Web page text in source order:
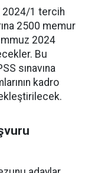
2024/1 tercih
2500 memur
2024
Bu
sınavına
kadro